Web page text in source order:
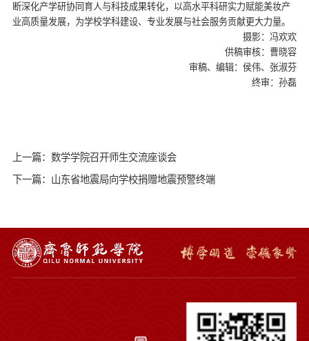
断深化产学研协同育人与科技成果转化，以高水平科研实力赋能美妆产
业高质量发展，为学校学科建设、专业发展与社会服务贡献更大力量。
摄影：冯欢欢
供稿审核：曹晓容
审稿、编辑：侯伟、张淑芬
终审：孙磊
上一篇：数学学院召开师生交流座谈会
下一篇：山东省地震局向学校捐赠地震预警终端